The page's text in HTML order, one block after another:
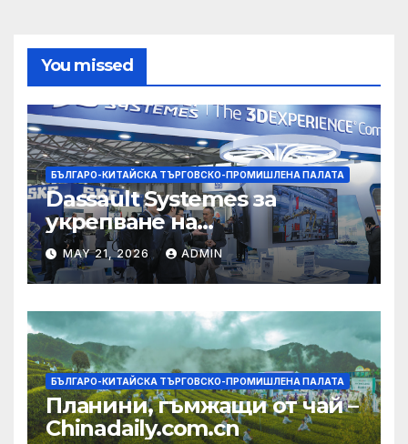
You missed
БЪЛГАРО-КИТАЙСКА ТЪРГОВСКО-ПРОМИШЛЕНА ПАЛАТА
Dassault Systemes за
укрепване на
изграждането на AI
екосистема в Китай
MAY 21, 2026 ADMIN
БЪЛГАРО-КИТАЙСКА ТЪРГОВСКО-ПРОМИШЛЕНА ПАЛАТА
Планини, гъмжащи от чай –
Chinadaily.com.cn